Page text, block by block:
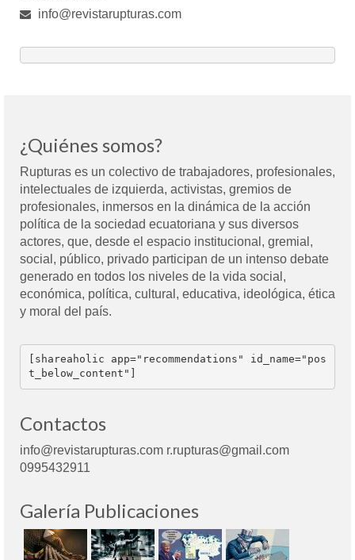
info@revistarupturas.com
¿Quiénes somos?
Rupturas es un colectivo de trabajadores, profesionales,
intelectuales de izquierda, activistas, gremios de
profesionales, inmersos en la dinámica de la acción
política de la sociedad ecuatoriana y sus diversos
actores, que, desde el espacio institucional, gremial,
social, público, privado participan de un intenso debate
generado en todos los niveles de la vida social,
económica, política, cultural, educativa, ideológica, ética
y moral del país.
[shareaholic app="recommendations" id_name="pos
t_below_content"]
Contactos
info@revistarupturas.com r.rupturas@gmail.com
0995432911
Galería Publicaciones